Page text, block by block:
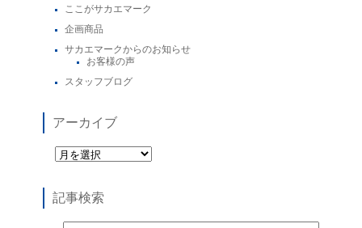
ここがサカエマーク
企画商品
サカエマークからのお知らせ
お客様の声
スタッフブログ
アーカイブ
記事検索